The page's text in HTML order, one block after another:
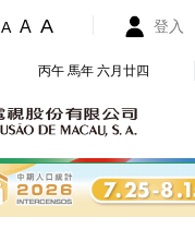
A A A 登入
丙午 馬年 六月廿四